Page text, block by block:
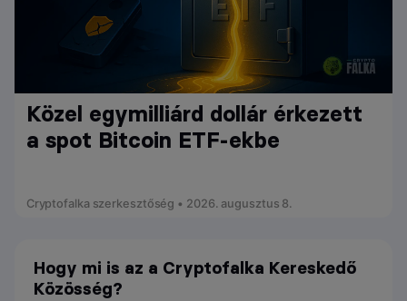
Közel egymilliárd dollár érkezett
a spot Bitcoin ETF-ekbe
Cryptofalka szerkesztőség • 2026. augusztus 8.
Hogy mi is az a Cryptofalka Kereskedő
Közösség?